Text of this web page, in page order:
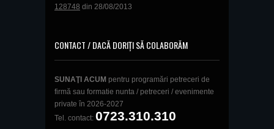
128748 din 28/08/2013
CONTACT / DACĂ DORIȚI SĂ COLABORĂM
SUNAŢI ACUM pentru programări petreceri de
firmă sau formatie nunta / petreceri / evenimente
private în 2026-2027
Tel. contact: 0723.310.310